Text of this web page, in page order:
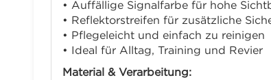
• Auffällige Signalfarbe für hohe
• Reflektorstreifen für zusätzliche
• Pflegeleicht und einfach zu reinigen
• Ideal für Alltag, Training und Revier
Material & Verarbeitung: